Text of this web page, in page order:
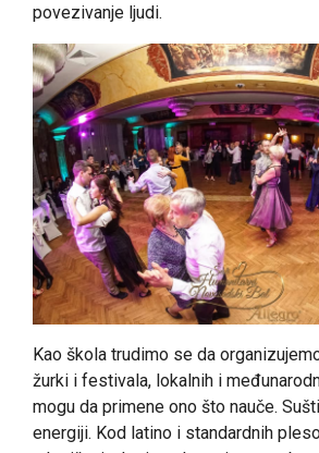
povezivanje ljudi.
Kao škola trudimo se da
žurki i festivala, lokalnih i
mogu da primene ono što nauče.
energiji. Kod latino i standardnih